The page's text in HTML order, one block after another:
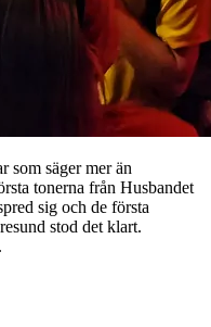
säger mer än
tonerna från Husbandet
sig och de första
stod det klart.